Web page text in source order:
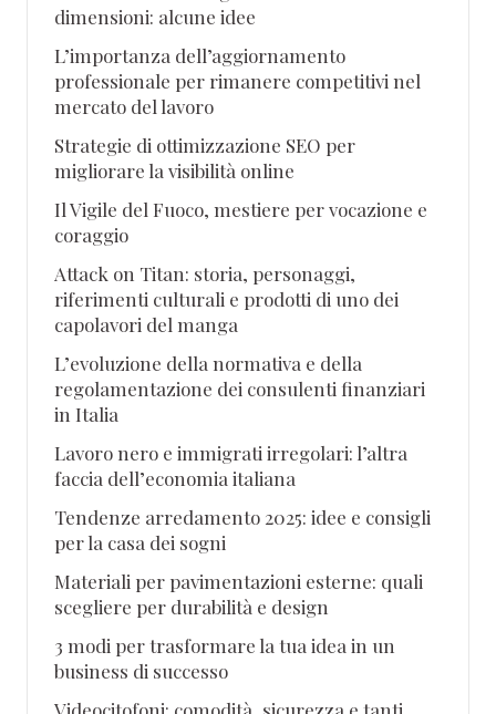
dimensioni: alcune idee
L’importanza dell’aggiornamento
professionale per rimanere competitivi nel
mercato del lavoro
Strategie di ottimizzazione SEO per
migliorare la visibilità online
Il Vigile del Fuoco, mestiere per vocazione e
coraggio
Attack on Titan: storia, personaggi,
riferimenti culturali e prodotti di uno dei
capolavori del manga
L’evoluzione della normativa e della
regolamentazione dei consulenti finanziari
in Italia
Lavoro nero e immigrati irregolari: l’altra
faccia dell’economia italiana
Tendenze arredamento 2025: idee e consigli
per la casa dei sogni
Materiali per pavimentazioni esterne: quali
scegliere per durabilità e design
3 modi per trasformare la tua idea in un
business di successo